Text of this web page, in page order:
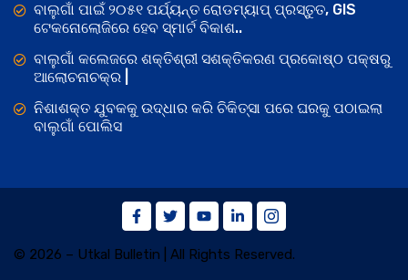
ବାଲୁଗାଁ ପାଇଁ ୨୦୫୧ ପର୍ଯ୍ୟନ୍ତ ରୋଡମ୍ୟାପ୍ ପ୍ରସ୍ତୁତ, GIS
ଟେକନୋଲୋଜିରେ ହେବ ସ୍ମାର୍ଟ ବିକାଶ..
ବାଲୁଗାଁ କଲେଜରେ ଶକ୍ତିଶ୍ରୀ ସଶକ୍ତିକରଣ ପ୍ରକୋଷ୍ଠ ପକ୍ଷରୁ
ଆଲୋଚନାଚକ୍ର |
ନିଶାଶକ୍ତ ଯୁବକକୁ ଉଦ୍ଧାର କରି ଚିକିତ୍ସା ପରେ ଘରକୁ ପଠାଇଲା
ବାଲୁଗାଁ ପୋଲିସ
© 2026 – Utkal Bulletin | All Rights Reserved.